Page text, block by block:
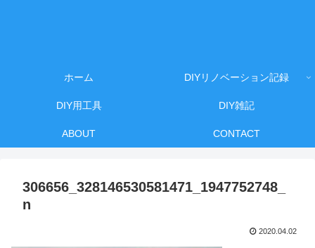
ホーム DIYリノベーション記録
DIY用工具 DIY雑記
ABOUT CONTACT
306656_328146530581471_1947752748_
n
2020.04.02